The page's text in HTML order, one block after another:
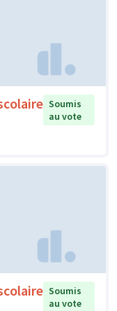
Soumis
au vote
Soumis
au vote